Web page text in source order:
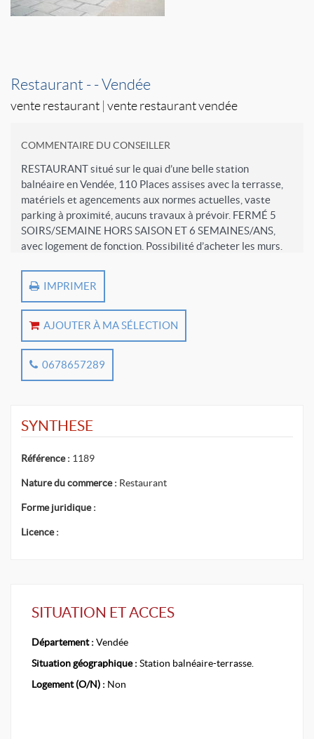
Restaurant - - Vendée
vente restaurant vente restaurant vendée
COMMENTAIRE DU CONSEILLER
RESTAURANT situé sur le quai d’une belle station
balnéaire en Vendée, 110 Places assises avec la terrasse,
matériels et agencements aux normes actuelles, vaste
parking à proximité, aucuns travaux à prévoir. FERMÉ 5
SOIRS/SEMAINE HORS SAISON ET 6 SEMAINES/ANS,
avec logement de fonction. Possibilité d’acheter les murs.
IMPRIMER
AJOUTER À MA SÉLECTION
0678657289
SYNTHESE
Référence : 1189
Nature du commerce : Restaurant
Forme juridique :
Licence :
SITUATION ET ACCES
Département : Vendée
Situation géographique : Station balnéaire-terrasse.
Logement (O/N) : Non